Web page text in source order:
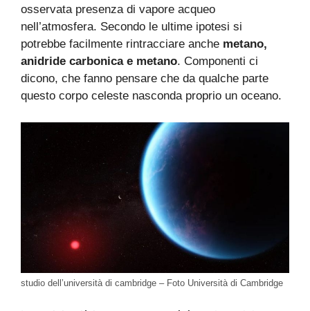
osservata presenza di vapore acqueo
nell’atmosfera. Secondo le ultime ipotesi si
potrebbe facilmente rintracciare anche metano,
anidride carbonica e metano. Componenti ci
dicono, che fanno pensare che da qualche parte
questo corpo celeste nasconda proprio un oceano.
studio dell’università di cambridge – Foto Università di Cambridge